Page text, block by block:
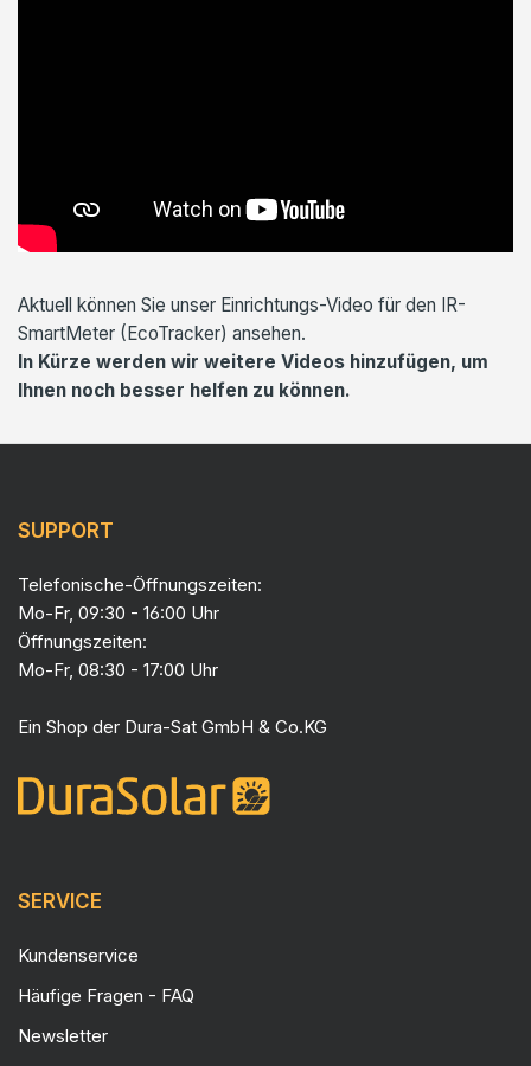
Aktuell können Sie unser Einrichtungs-Video für den IR-
SmartMeter (EcoTracker) ansehen.
In Kürze werden wir weitere Videos hinzufügen, um
Ihnen noch besser helfen zu können.
SUPPORT
Telefonische-Öffnungszeiten:
Mo-Fr, 09:30 - 16:00 Uhr
Öffnungszeiten:
Mo-Fr, 08:30 - 17:00 Uhr
Ein Shop der Dura-Sat GmbH & Co.KG
SERVICE
Kundenservice
Häufige Fragen - FAQ
Newsletter